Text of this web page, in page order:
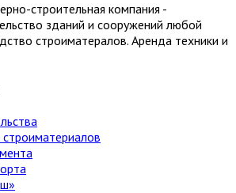
строительная компания -
зданий и сооружений любой
строиматералов. Аренда техники и